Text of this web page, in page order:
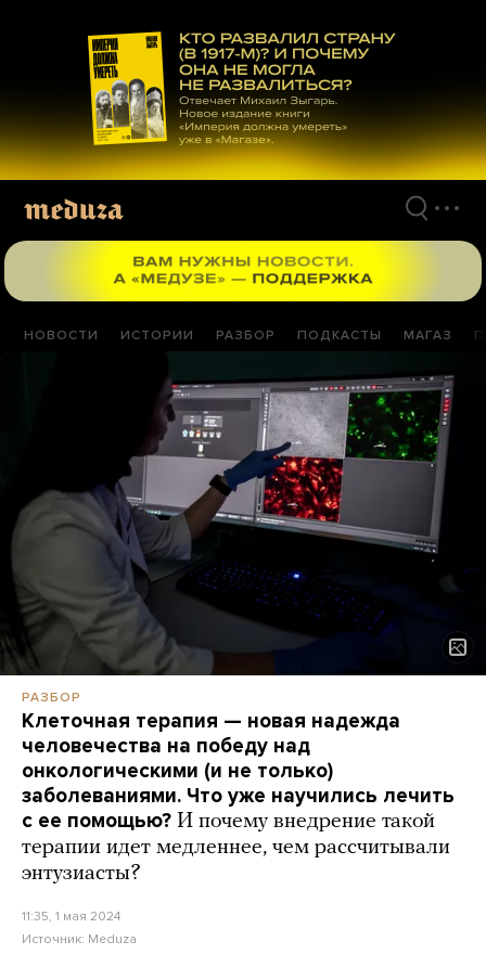
материалам
НОВОСТИ ИСТОРИИ РАЗБОР ПОДКАСТЫ МАГАЗ
РАЗБОР
Клеточная терапия — новая надежда
человечества на победу над
онкологическими (и не только)
заболеваниями. Что уже научились лечить
с ее помощью? И почему внедрение такой
терапии идет медленнее, чем рассчитывали
энтузиасты?
11:35, 1 мая 2024
Источник: Meduza